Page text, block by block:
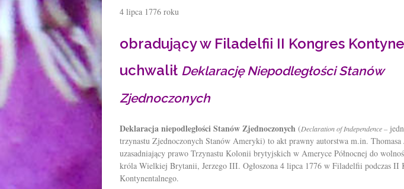
4 lipca 1776 roku
obradujący w Filadelfii II Kongres
uchwalił Deklarację Niepodległości Stanów
Zjednoczonych
Deklaracja niepodległości Stanów Zjednoczonych (Declaration of Independence–
trzynastu Zjednoczonych Stanów Ameryki) to akt prawny autorstwa m.in. Thomasa
uzasadniający prawo Trzynastu Kolonii brytyjskich w Ameryce Północnej do
króla Wielkiej Brytanii, Jerzego III. Ogłoszona 4 lipca 1776 w Filadelfii podczas II
Kontynentalnego.